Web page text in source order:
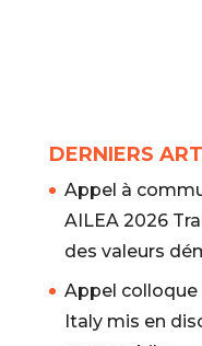
DERNIERS
Appel à
AILEA 2026
des valeurs
Appel colloque
Italy mis en